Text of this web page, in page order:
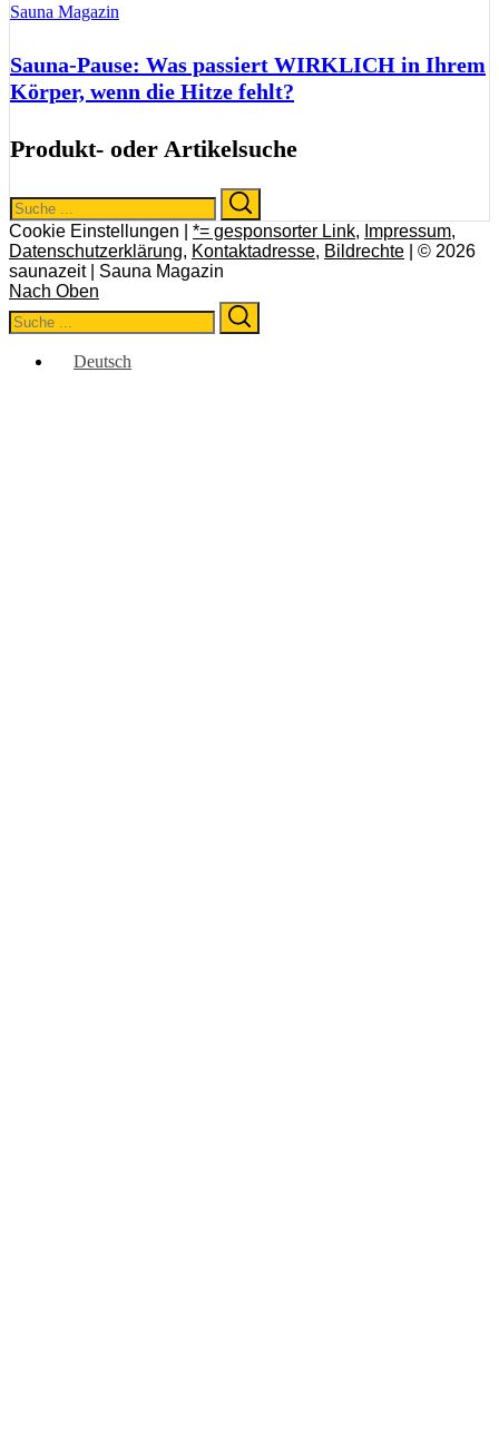
Sauna Magazin
Sauna-Pause: Was passiert WIRKLICH in Ihrem
Körper, wenn die Hitze fehlt?
Produkt- oder Artikelsuche
Search
for:
Cookie Einstellungen | *= gesponsorter Link, Impressum,
Datenschutzerklärung, Kontaktadresse, Bildrechte | © 2026
saunazeit | Sauna Magazin
Nach Oben
Search
for:
Deutsch